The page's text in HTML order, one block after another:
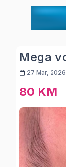
Mega
27 Mar, 2026
80 KM